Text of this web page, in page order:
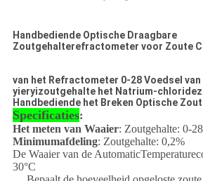
Handbediende Optische Draagbare
Zoutgehalterefractometer voor Zoute
van het Refractometer 0-28 Voedsel van
yieryizoutgehalte het Natrium-
Handbediende het Breken Optische
Specificaties:
Het meten van Waaier: Zoutgehalte: 0-
Minimumafdeling: Zoutgehalte: 0,2%
De Waaier van de
30°C